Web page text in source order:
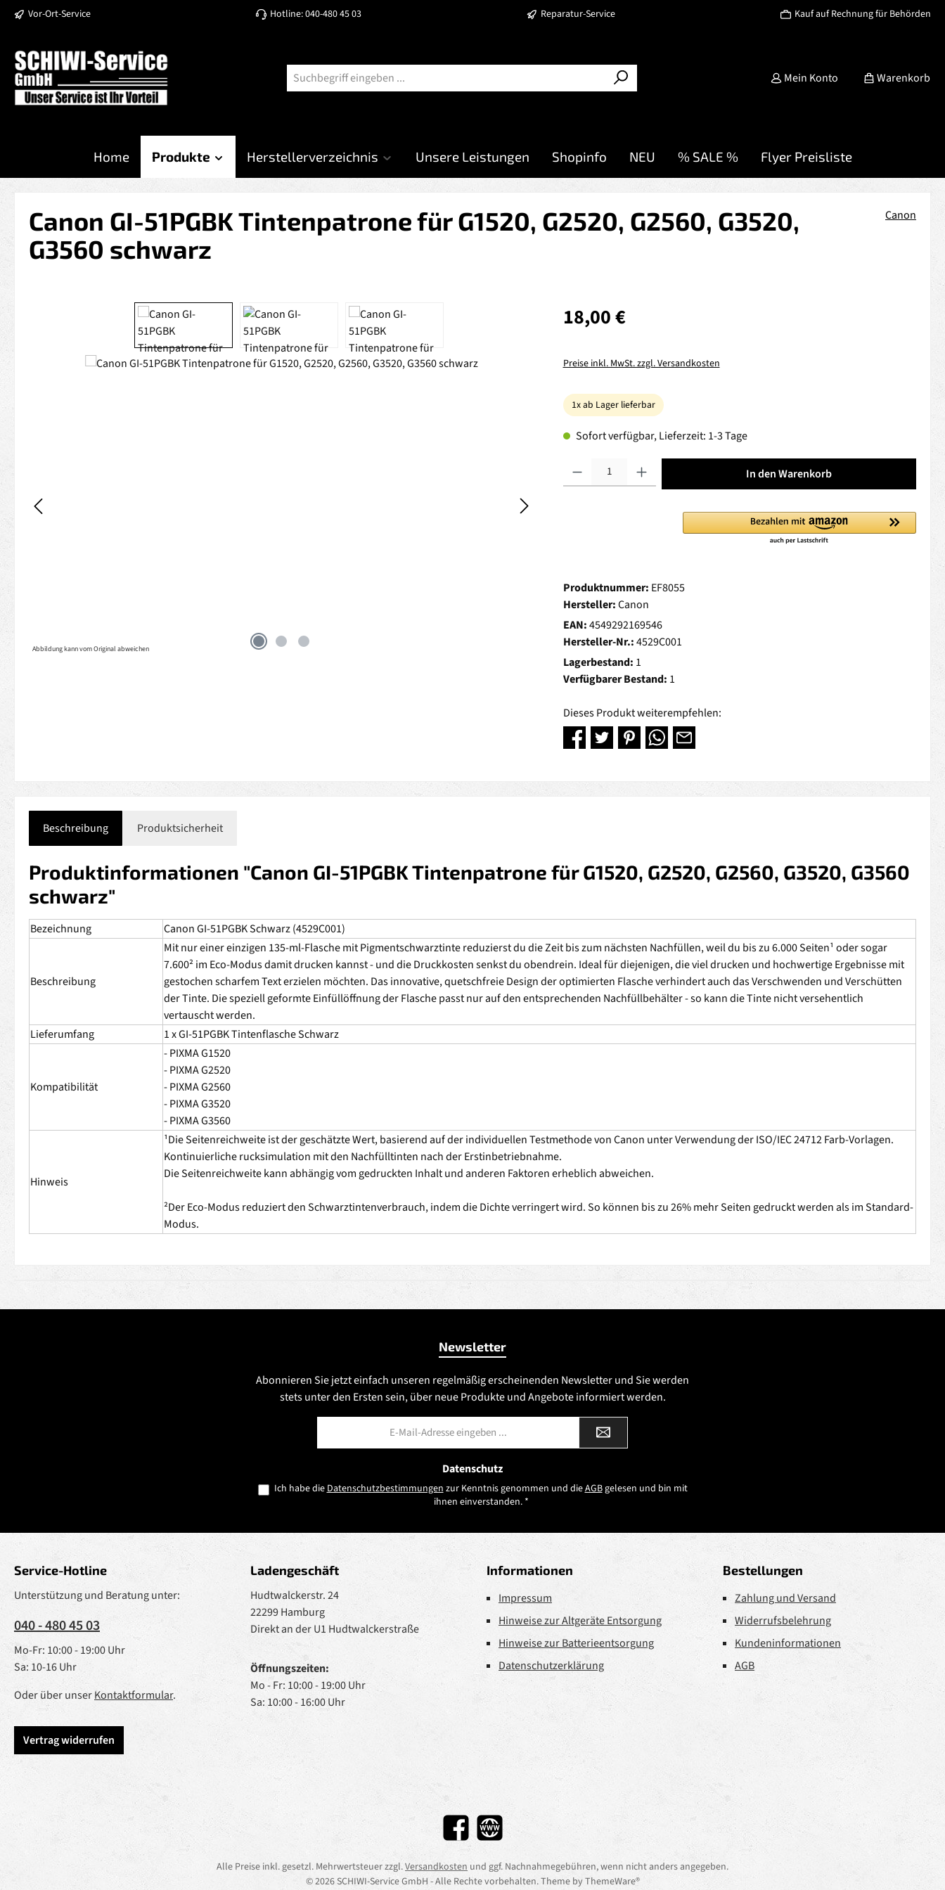
Hauptinhalt springen
Zur Suche springen
Zur Hauptnavigation springen
Vor-Ort-Service Hotline: 040-480 45 03 Reparatur-Service Kauf auf Rechnung für Behörden
Mein Konto Warenkorb
Home Produkte Herstellerverzeichnis Unsere Leistungen Shopinfo NEU % SALE % Flyer Preisliste
Canon GI-51PGBK Tintenpatrone für G1520, G2520, G2560, G3520,
G3560 schwarz
Canon
Bildergalerie überspringen
Abbildung kann vom Original abweichen
Regulärer Preis:
18,00 €
Preise inkl. MwSt. zzgl. Versandkosten
1x ab Lager lieferbar
Sofort verfügbar, Lieferzeit: 1-3 Tage
Produkt Anzahl: Gib den gewünschten Wert ein oder benutze die Schaltflächen um die
In den Warenkorb
Produktnummer: EF8055
Hersteller:Canon
EAN:4549292169546
Hersteller-Nr.:4529C001
Lagerbestand: 1
Verfügbarer Bestand: 1
Dieses Produkt weiterempfehlen:
Beschreibung Produktsicherheit
Produktinformationen "Canon GI-51PGBK Tintenpatrone für G1520, G2520, G2560, G3520, G3560
schwarz"
Bezeichnung Canon GI-51PGBK Schwarz (4529C001)
Beschreibung
Mit nur einer einzigen 135-ml-Flasche mit Pigmentschwarztinte reduzierst du die Zeit bis zum nächsten Nachfüllen, weil du bis zu 6.000 Seiten¹ oder sogar
7.600² im Eco-Modus damit drucken kannst - und die Druckkosten senkst du obendrein. Ideal für diejenigen, die viel drucken und hochwertige Ergebnisse mit
gestochen scharfem Text erzielen möchten. Das innovative, quetschfreie Design der optimierten Flasche verhindert auch das Verschwenden und Verschütten
der Tinte. Die speziell geformte Einfüllöffnung der Flasche passt nur auf den entsprechenden Nachfüllbehälter - so kann die Tinte nicht versehentlich
vertauscht werden.
Lieferumfang
1 x GI-51PGBK Tintenflasche Schwarz
Kompatibilität
- PIXMA G1520
- PIXMA G2520
- PIXMA G2560
- PIXMA G3520
- PIXMA G3560
Hinweis
¹Die Seitenreichweite ist der geschätzte Wert, basierend auf der individuellen Testmethode von Canon unter Verwendung der ISO/IEC 24712 Farb-Vorlagen.
Kontinuierliche rucksimulation mit den Nachfülltinten nach der Erstinbetriebnahme.
Die Seitenreichweite kann abhängig vom gedruckten Inhalt und anderen Faktoren erheblich abweichen.
²Der Eco-Modus reduziert den Schwarztintenverbrauch, indem die Dichte verringert wird. So können bis zu 26% mehr Seiten gedruckt werden als im Standard-
Modus.
Newsletter
Abonnieren Sie jetzt einfach unseren regelmäßig erscheinenden Newsletter und Sie werden
stets unter den Ersten sein, über neue Produkte und Angebote informiert werden.
Datenschutz
Ich habe dieDatenschutzbestimmungenzur Kenntnis genommen und dieAGBgelesen und bin mit
ihnen einverstanden. *
Service-Hotline
Unterstützung und Beratung unter:
040 - 480 45 03
Mo-Fr: 10:00 - 19:00 Uhr
Sa: 10-16 Uhr
Oder über unserKontaktformular.
Vertrag widerrufen
Ladengeschäft
Hudtwalckerstr. 24
22299 Hamburg
Direkt an der U1 Hudtwalckerstraße
Öffnungszeiten:
Mo - Fr: 10:00 - 19:00 Uhr
Sa: 10:00 - 16:00 Uhr
Informationen
Impressum
Hinweise zur Altgeräte Entsorgung
Hinweise zur Batterieentsorgung
Datenschutzerklärung
Bestellungen
Zahlung und Versand
Widerrufsbelehrung
Kundeninformationen
AGB
FacebookWebsite
Alle Preise inkl. gesetzl. Mehrwertsteuer zzgl.Versandkosten und ggf. Nachnahmegebühren, wenn nicht anders angegeben.
© 2026 SCHIWI-Service GmbH - Alle Rechte vorbehalten. Theme byThemeWare®